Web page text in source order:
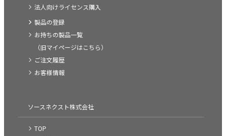
法人向けライセンス購入
製品の登録
お持ちの製品一覧
（旧マイページはこちら）
ご注文履歴
お客様情報
ソースネクスト株式会社
TOP